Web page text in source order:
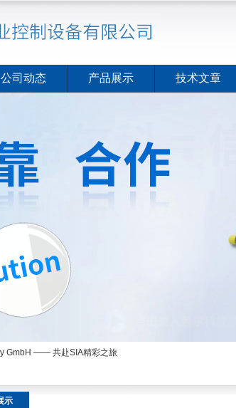
公司动态 产品展示 技术文章
GmbH —— 共赴SIA精彩之旅
示